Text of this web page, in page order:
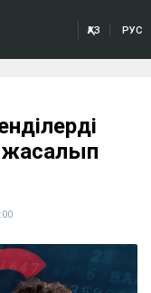
ҚАЗ РУС